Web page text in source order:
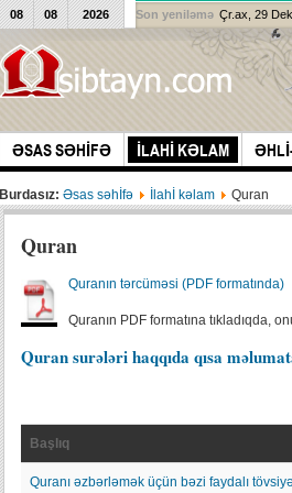
ƏSAS SƏHİFƏ İLAHİ KƏLAM
08 08 2026 Son yeniləmə Çr.ax, 29
Burdasız: Əsas səhİfə İlahİ kəlam Quran
Quran
Quranın tərcüməsi (PDF formatında)
Quranın PDF formatına tıkladıqda,
Quran surələri haqqıda qısa
Başlıq
Quranı əzbərləmək üçün bəzi faydalı